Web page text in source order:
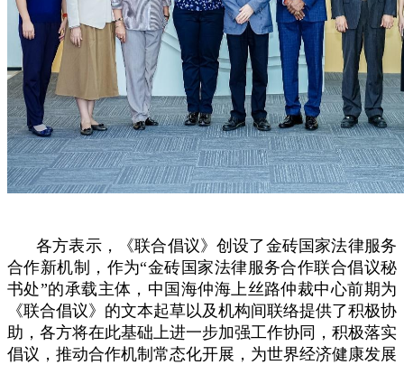
各方表示，《联合倡议》创设了金砖国家法律服务
合作新机制，作为“金砖国家法律服务合作联合倡议秘
书处”的承载主体，中国海仲海上丝路仲裁中心前期为
《联合倡议》的文本起草以及机构间联络提供了积极协
助，各方将在此基础上进一步加强工作协同，积极落实
倡议，推动合作机制常态化开展，为世界经济健康发展